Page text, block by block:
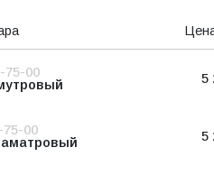
75-00
5
75-00
5